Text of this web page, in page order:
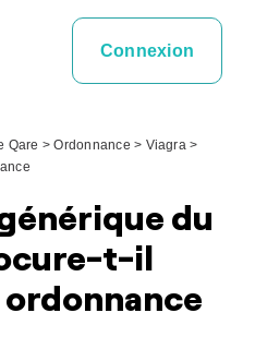
Connexion
Qare >Ordonnance > Viagra>
du
t-il
ordonnance